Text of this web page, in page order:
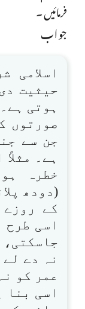
فرمائیں ۔
جواب
اسلامی
حیثیت
ہوتی
صورتوں
جن سے
ہے۔
خطرہ
(دودھ
کے
اسی
جاسکتی،
نہ دے
عمر کو
اسی بنا